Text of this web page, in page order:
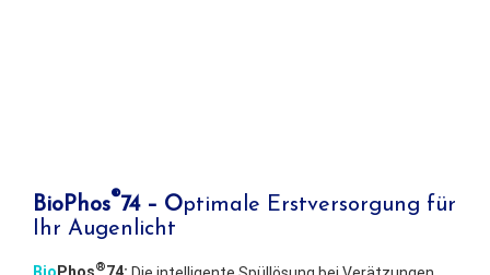
BioPhos®74 – Optimale Erstversorgung für
Ihr Augenlicht
®